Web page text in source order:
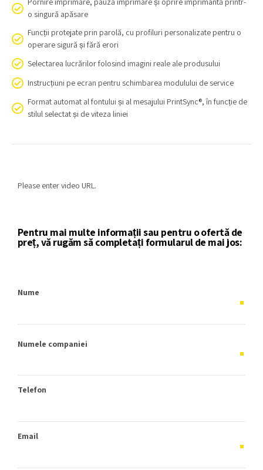
o singură apăsare
Funcții protejate prin parolă, cu profiluri personalizate pentru o
operare sigură și fără erori
Selectarea lucrărilor folosind imagini reale ale produsului
Instrucțiuni pe ecran pentru schimbarea modulului de service
Format automat al fontului și al mesajului PrintSync®, în funcție de
stilul selectat și de viteza liniei
Please enter video URL.
Pentru mai multe informații sau pentru o ofertă de
preț, vă rugăm să completați formularul de mai jos:
Nume
Numele companiei
Telefon
Email